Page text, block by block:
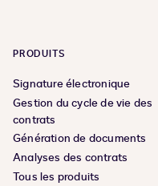
PRODUITS
Signature électronique
Gestion du cycle de vie des
contrats
Génération de documents
Analyses des contrats
Tous les produits